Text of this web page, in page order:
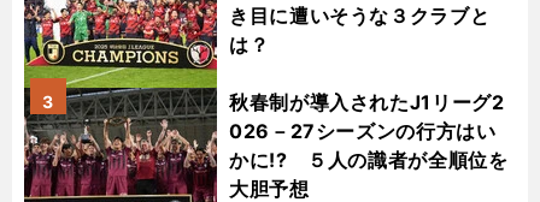
き目に遭いそうな３クラブと
は？
秋春制が導入されたJ1リーグ2
026－27シーズンの行方はい
かに!? ５人の識者が全順位を
大胆予想
3